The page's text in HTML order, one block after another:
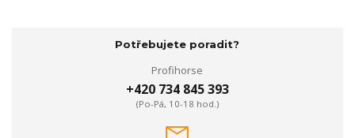
Potřebujete poradit?
Profihorse
+420 734 845 393
(Po-Pá, 10-18 hod.)